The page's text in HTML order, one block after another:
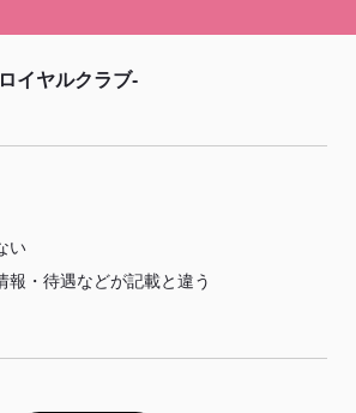
イヤルクラブ-
い
・待遇などが記載と違う